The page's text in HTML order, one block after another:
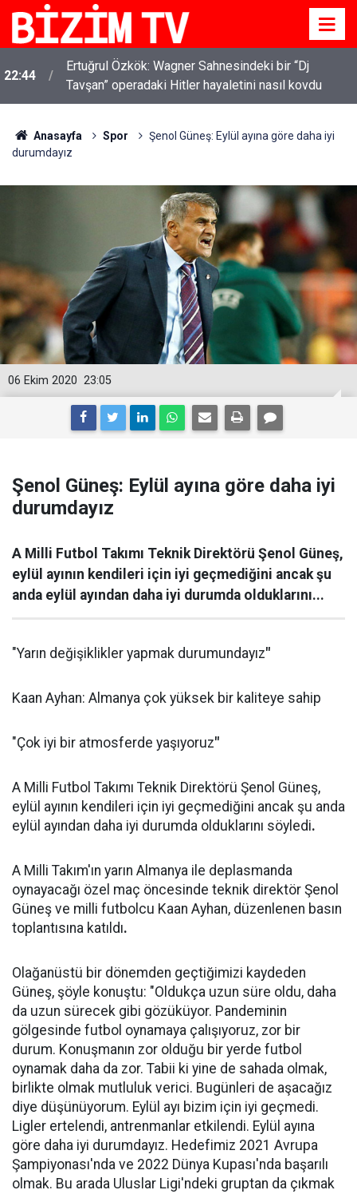
22:44
Ertuğrul Özkök: Wagner Sahnesindeki bir “Dj
Tavşan” operadaki Hitler hayaletini nasıl kovdu
Anasayfa Spor
Şenol Güneş: Eylül ayına göre daha iyi
durumdayız
23:05
06 Ekim 2020
Şenol Güneş: Eylül ayına göre daha iyi
durumdayız
A Milli Futbol Takımı Teknik Direktörü Şenol Güneş,
eylül ayının kendileri için iyi geçmediğini ancak şu
anda eylül ayından daha iyi durumda olduklarını...
"Yarın değişiklikler yapmak durumundayız"
Kaan Ayhan: Almanya çok yüksek bir kaliteye sahip
"Çok iyi bir atmosferde yaşıyoruz"
A Milli Futbol Takımı Teknik Direktörü Şenol Güneş,
eylül ayının kendileri için iyi geçmediğini ancak şu anda
eylül ayından daha iyi durumda olduklarını söyledi.
A Milli Takım'ın yarın Almanya ile deplasmanda
oynayacağı özel maç öncesinde teknik direktör Şenol
Güneş ve milli futbolcu Kaan Ayhan, düzenlenen basın
toplantısına katıldı.
Olağanüstü bir dönemden geçtiğimizi kaydeden
Güneş, şöyle konuştu: "Oldukça uzun süre oldu, daha
da uzun sürecek gibi gözüküyor. Pandeminin
gölgesinde futbol oynamaya çalışıyoruz, zor bir
durum. Konuşmanın zor olduğu bir yerde futbol
oynamak daha da zor. Tabii ki yine de sahada olmak,
birlikte olmak mutluluk verici. Bugünleri de aşacağız
diye düşünüyorum. Eylül ayı bizim için iyi geçmedi.
Ligler ertelendi, antrenmanlar etkilendi. Eylül ayına
göre daha iyi durumdayız. Hedefimiz 2021 Avrupa
Şampiyonası'nda ve 2022 Dünya Kupası'nda başarılı
olmak. Bu arada Uluslar Ligi'ndeki gruptan da çıkmak